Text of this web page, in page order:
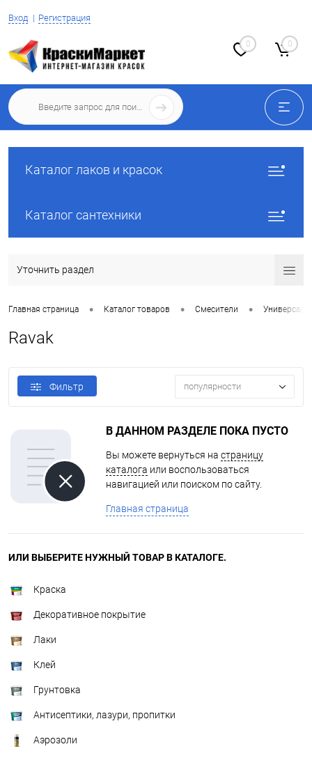
Вход Регистрация
0 0
Каталог лаков и красок
Каталог сантехники
Уточнить раздел
Главная страница • Каталог товаров • Смесители •
Ravak
Фильтр популярности
В ДАННОМ РАЗДЕЛЕ ПОКА ПУСТО
Вы можете вернуться на страницу
каталога или воспользоваться
навигацией или поиском по сайту.
Главная страница
ИЛИ ВЫБЕРИТЕ НУЖНЫЙ ТОВАР В КАТАЛОГЕ.
Краска
Декоративное покрытие
Лаки
Клей
Грунтовка
Антисептики, лазури, пропитки
Аэрозоли